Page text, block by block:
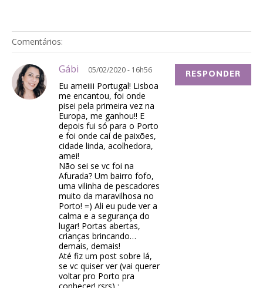
Comentários:
Gábi 05/02/2020 - 16h56
Eu ameiiii Portugal! Lisboa
me encantou, foi onde
pisei pela primeira vez na
Europa, me ganhou!! E
depois fui só para o Porto
e foi onde caí de paixões,
cidade linda, acolhedora,
amei!
Não sei se vc foi na
Afurada? Um bairro fofo,
uma vilinha de pescadores
muito da maravilhosa no
Porto! =) Ali eu pude ver a
calma e a segurança do
lugar! Portas abertas,
crianças brincando…
demais, demais!
Até fiz um post sobre lá,
se vc quiser ver (vai querer
voltar pro Porto pra
conhecer! rsrs) :
RESPONDER